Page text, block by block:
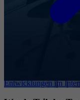
Entwicklungen im